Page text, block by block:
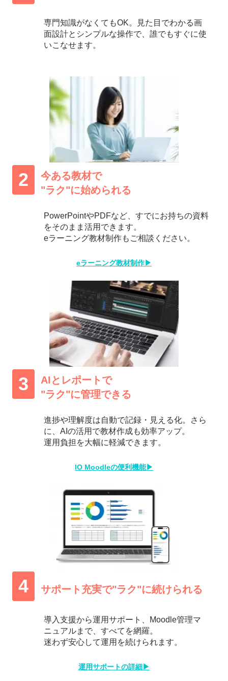
専門知識がなくてもOK。見た目でわかる画
面設計とシンプルな操作で、誰でもすぐに使
いこなせます。
2
今ある教材で
"ラク"に始められる
PowerPointやPDFなど、すでにお持ちの資料
をそのまま活用できます。
eラーニング教材制作もご相談ください。
eラーニング教材制作▶
3
AIとレポートで
"ラク"に管理できる
進捗や理解度は自動で記録・見える化。さら
に、AIの活用で教材作成も効率アップ。
運用負担を大幅に軽減できます。
IO Moodleの便利機能▶
4 サポート充実で"ラク"に続けられる
導入支援から運用サポート、Moodle管理マ
ニュアルまで、すべてを網羅。
迷わず安心して運用を続けられます。
運用サポートの詳細▶